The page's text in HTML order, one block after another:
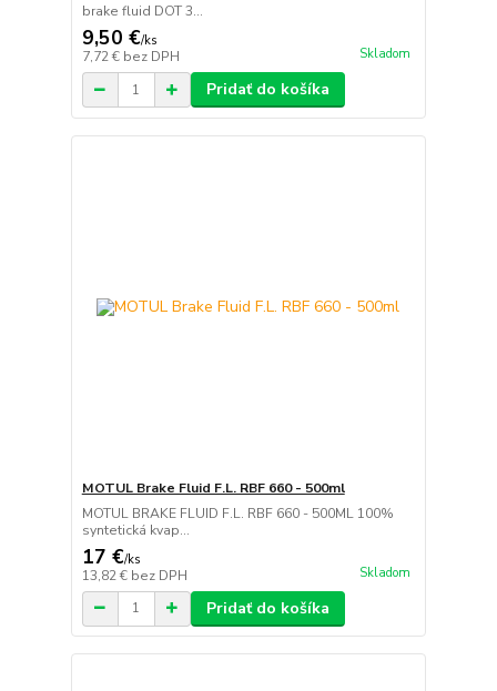
brake fluid DOT 3...
9,50 €/ks
7,72 € bez DPH Skladom
Pridať do košíka
MOTUL Brake Fluid F.L. RBF 660 - 500ml
MOTUL BRAKE FLUID F.L. RBF 660 - 500ML 100%
syntetická kvap...
17 €/ks
13,82 € bez DPH Skladom
Pridať do košíka